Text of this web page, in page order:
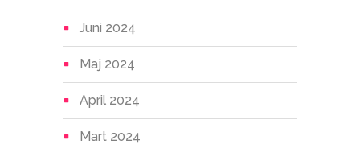
Juni 2024
Maj 2024
April 2024
Mart 2024